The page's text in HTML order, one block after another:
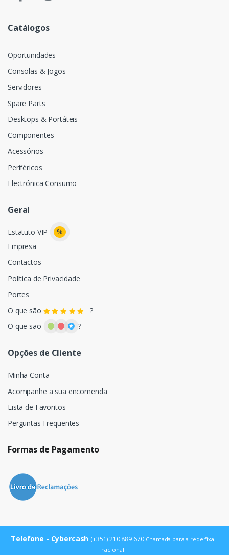
Catálogos
Oportunidades
Consolas & Jogos
Servidores
Spare Parts
Desktops & Portáteis
Componentes
Acessórios
Periféricos
Electrónica Consumo
Geral
Estatuto VIP
%
Empresa
Contactos
Política de Privacidade
Portes
O que são
?
O que são
?
Opções de Cliente
Minha Conta
Acompanhe a sua encomenda
Lista de Favoritos
Perguntas Frequentes
Formas de Pagamento
Telefone - Cybercash (+351) 210 889 670 Chamada para a rede fixa
nacional